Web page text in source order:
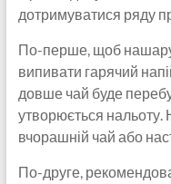
дотримуватися ряду
По-перше, щоб
випивати гарячий
довше чай буде
утворюється нальоту.
вчорашній чай або
По-друге,